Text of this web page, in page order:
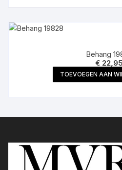
Behang
€
TOEVOEGEN AAN